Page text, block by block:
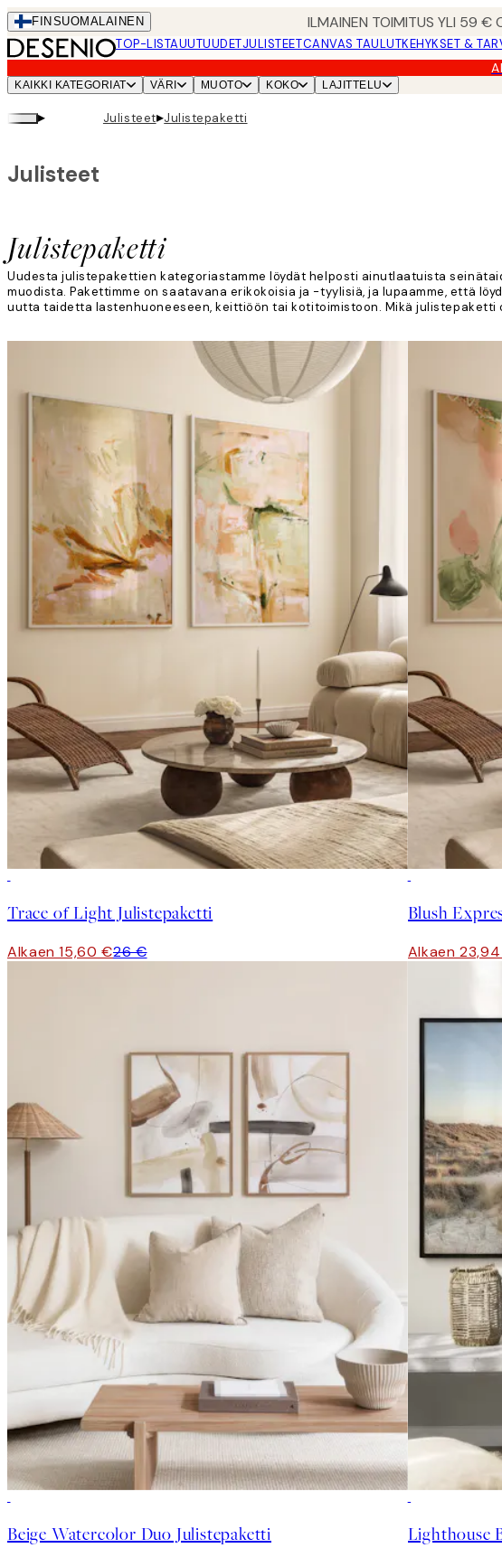
Skip
to
main
content.
FIN SUOMALAINEN ILMAINEN TOIMITUS YLI 59 €
TOP-LISTAUUTUUDETJULISTEETCANVAS TAULUTKEHYKSET &
KAIKKI KATEGORIAT VÄRI MUOTO KOKO LAJITTELU
▸ Julisteet▸Julistepaketti
Julistepaketti
Julisteet
Uudesta julistepakettien kategoriastamme löydät helposti ainutlaatuista
muodista. Pakettimme on saatavana erikokoisia ja -tyylisiä, ja lupaamme, että
uutta taidetta lastenhuoneeseen, keittiöön tai kotitoimistoon. Mikä julistepaketti
Trace of Light Julistepaketti
Alkaen 15,60 €26 €
Blush
Alkaen
Beige Watercolor Duo Julistepaketti Lighthouse